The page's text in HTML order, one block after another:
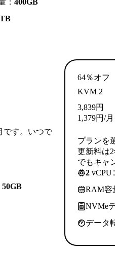
： 400GB
です。いつで
50GB
64％オフ
KVM 2
3,839円
1,379円/月
プランを
更新料は2
でもキャ
2 vCPU
RAM容
NVMeデ
データ